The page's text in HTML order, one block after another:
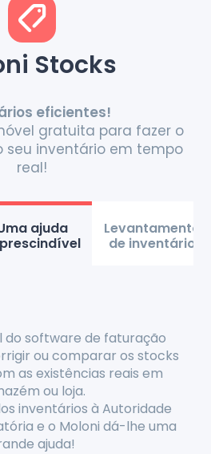
Stocks
eficientes!
gratuita para fazer o
inventário em tempo
real!
ajuda
Levantamento
de inventário
do software de faturação
ou comparar os stocks
as existências reais em
ou loja.
inventários à Autoridade
e o Moloni dá-lhe uma
ajuda!